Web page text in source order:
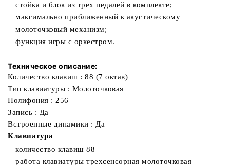
стойка и блок из трех педалей в комплекте;
максимально приближенный к акустическому
молоточковый механизм;
функция игры с оркестром.
Техническое описание:
Количество клавиш : 88 (7 октав)
Тип клавиатуры : Молоточковая
Полифония : 256
Запись : Да
Встроенные динамики : Да
Клавиатура
количество клавиш 88
работа клавиатуры трехсенсорная молоточковая